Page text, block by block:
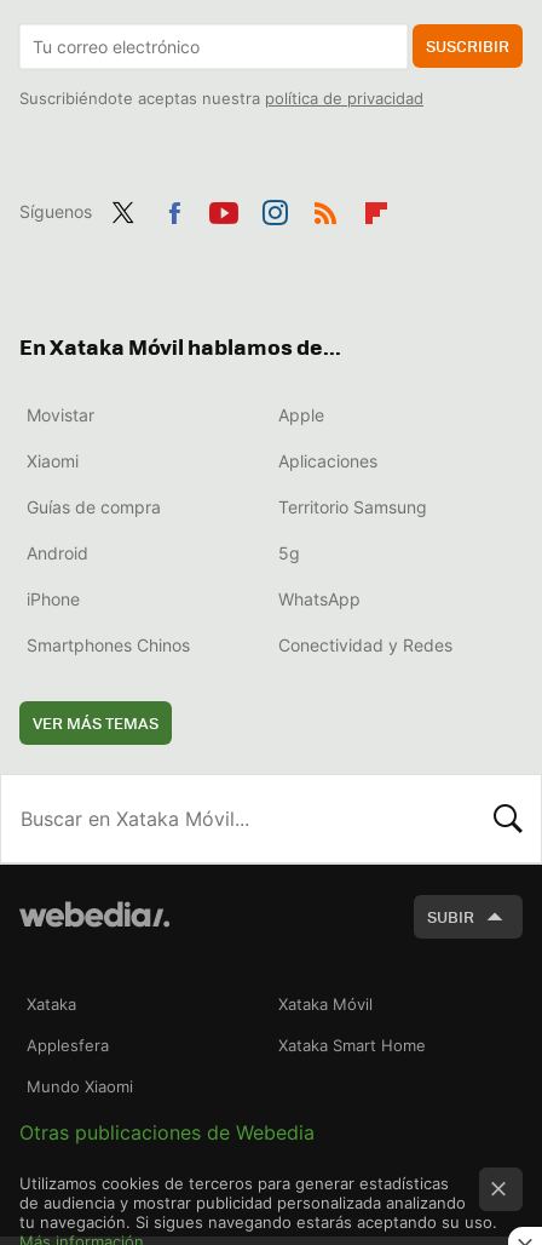
SUSCRIBIR
Suscribiéndote aceptas nuestra política de privacidad
Síguenos
En Xataka Móvil hablamos de...
Movistar Apple
Xiaomi Aplicaciones
Guías de compra Territorio Samsung
Android 5g
iPhone WhatsApp
Smartphones Chinos Conectividad y Redes
VER MÁS TEMAS
SUBIR
Xataka Xataka Móvil
Applesfera Xataka Smart Home
Mundo Xiaomi
Otras publicaciones de Webedia
Utilizamos cookies de terceros para generar estadísticas
de audiencia y mostrar publicidad personalizada analizando
tu navegación. Si sigues navegando estarás aceptando su uso.